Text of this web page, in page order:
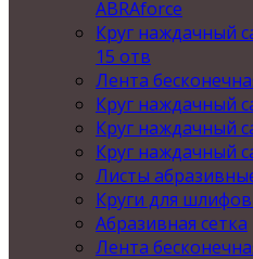
ABRAforce
Круг наждачный
15 отв
Лента
Круг наждачный
Круг наждачный
Круг наждачный
Листы
Круги для
Абразивная сетка
Лента